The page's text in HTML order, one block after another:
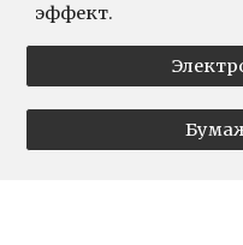
эффект.